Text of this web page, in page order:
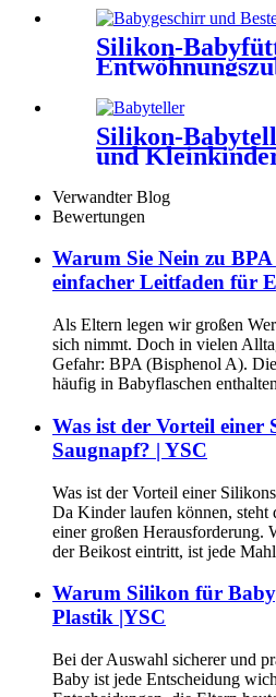
Beißring mit
Sicherer Baby-
Monate | YSC
Silikon-
Silikon-
und
Verwandter Blog
Bewertungen
Warum Sie Nein zu
einfacher Leitfaden für
Als Eltern legen wir großen
sich nimmt. Doch in vielen
Gefahr: BPA (Bisphenol A).
häufig in Babyflaschen
Was ist der Vorteil einer
Saugnapf? | YSC
Was ist der Vorteil einer
Da Kinder laufen können, steht
einer großen Herausforderung.
der Beikost eintritt, ist jede
Warum Silikon für
Plastik |YSC
Bei der Auswahl sicherer und
Baby ist jede Entscheidung